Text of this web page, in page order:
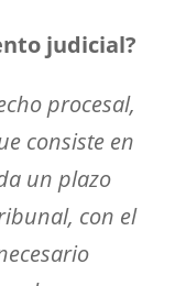
judicial?
procesal,
consiste en
un plazo
con el